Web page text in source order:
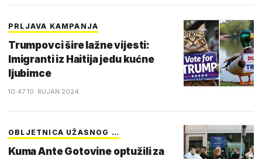
PRLJAVA KAMPANJA
Trumpovci šire lažne vijesti:
Imigranti iz Haitija jedu kućne
ljubimce
10:47 10. RUJAN 2024.
OBLJETNICA UŽASNOG …
Kuma Ante Gotovine optužili za